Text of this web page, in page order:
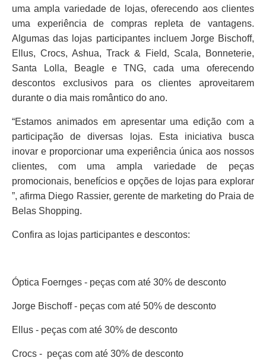
uma ampla variedade de lojas, oferecendo aos clientes
uma experiência de compras repleta de vantagens.
Algumas das lojas participantes incluem Jorge Bischoff,
Ellus, Crocs, Ashua, Track & Field, Scala, Bonneterie,
Santa Lolla, Beagle e TNG, cada uma oferecendo
descontos exclusivos para os clientes aproveitarem
durante o dia mais romântico do ano.
“Estamos animados em apresentar uma edição com a
participação de diversas lojas. Esta iniciativa busca
inovar e proporcionar uma experiência única aos nossos
clientes, com uma ampla variedade de peças
promocionais, benefícios e opções de lojas para explorar
”, afirma Diego Rassier, gerente de marketing do Praia de
Belas Shopping.
Confira as lojas participantes e descontos:
Óptica Foernges - peças com até 30% de desconto
Jorge Bischoff - peças com até 50% de desconto
Ellus - peças com até 30% de desconto
Crocs - peças com até 30% de desconto